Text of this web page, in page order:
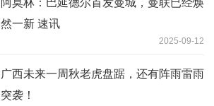
然一新 速讯
2025-09-12
广西未来一周秋老虎盘踞，还有阵雨雷雨
突袭！